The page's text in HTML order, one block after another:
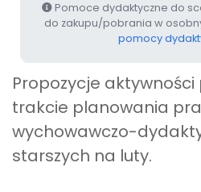
Pomoce dydaktyczne do
do zakupu/pobrania w
pomocy
Propozycje
trakcie planowania
wychowawczo-
starszych na luty.